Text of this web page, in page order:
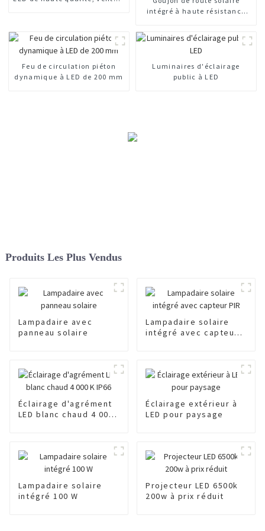
intégré à haute résistance
Feu de circulation piéton
dynamique à LED de 200 mm
Luminaires d'éclairage
public à LED
Produits Les Plus Vendus
Lampadaire avec
panneau solaire
Lampadaire solaire
intégré avec capteur
Éclairage d'agrément
LED blanc chaud 4 000
Éclairage extérieur à
LED pour paysage
Lampadaire solaire
intégré 100 W
Projecteur LED 6500k
200w à prix réduit